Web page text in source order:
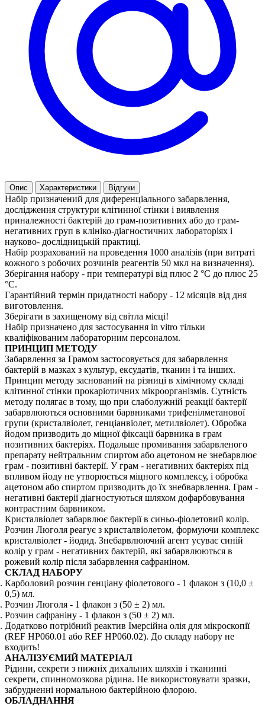
Опис Характеристики Відгуки
Набір призначений для диференціального забарвлення,
дослідження структури клітинної стінки і виявлення
приналежності бактерій до грам-позитивних або до грам-
негативних груп в клініко-діагностичних лабораторіях і
науково- дослідницькій практиці.
Набір розрахований на проведення 1000 аналізів (при витраті
кожного з робочих розчинів реагентів 50 мкл на визначення).
Зберігання набору - при температурі від плюс 2 °С до плюс 25
°С.
Гарантійний термін придатності набору - 12 місяців від дня
виготовлення.
Зберігати в захищеному від світла місці!
Набір призначено для застосування in vitro тільки
кваліфікованим лабораторним персоналом.
ПРИНЦИП МЕТОДУ
Забарвлення за Грамом застосовується для забарвлення
бактерій в мазках з культур, ексудатів, тканин і та інших.
Принцип методу заснований на різниці в хімічному складі
клітинної стінки прокаріотичних мікроорганізмів. Сутність
методу полягає в тому, що при слаболужній реакції бактерії
забарвлюються основними барвниками трифенілметанової
групи (кристалвіолет, генціанвіолет, метилвіолет). Обробка
йодом призводить до міцної фіксації барвника в грам
позитивних бактеріях. Подальше промивання забарвленого
препарату нейтральним спиртом або ацетоном не знебарвлює
грам - позитивні бактерії. У грам - негативних бактеріях під
впливом йоду не утворюється міцного комплексу, і обробка
ацетоном або спиртом призводить до їх знебварвлення. Грам -
негативні бактерії діагностуються шляхом дофарбовування
контрастним барвником.
Кристалвіолет забарвлює бактерії в синьо-фіолетовий колір.
Розчин Люголя реагує з кристалвіолетом, формуючи комплекс
кристалвіолет - йодид. Знебарвлюючий агент усуває синій
колір у грам - негативних бактерій, які забарвлюються в
рожевий колір після забарвлення сафраніном.
СКЛАД НАБОРУ
Карболовий розчин генціану фіолетового - 1 флакон з (10,0 ±
0,5) мл.
Розчин Люголя - 1 флакон з (50 ± 2) мл.
Розчин сафраніну - 1 флакон з (50 ± 2) мл.
Додатково потрібний реактив Імерсійна олія для мікроскопії
(REF НР060.01 або REF НР060.02). До складу набору не
входить!
АНАЛІЗУЄМИЙ МАТЕРІАЛ
Рідини, секрети з нижніх дихальних шляхів і тканинні
секрети, спинномозкова рідина. Не використовувати зразки,
забрудненні нормальною бактерійною флорою.
ОБЛАДНАННЯ